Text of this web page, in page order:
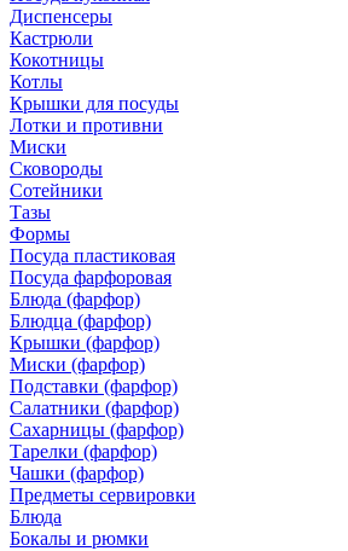
Диспенсеры
Кастрюли
Кокотницы
Котлы
Крышки для посуды
Лотки и противни
Миски
Сковороды
Сотейники
Тазы
Формы
Посуда пластиковая
Посуда фарфоровая
Блюда (фарфор)
Блюдца (фарфор)
Крышки (фарфор)
Миски (фарфор)
Подставки (фарфор)
Салатники (фарфор)
Сахарницы (фарфор)
Тарелки (фарфор)
Чашки (фарфор)
Предметы сервировки
Блюда
Бокалы и рюмки